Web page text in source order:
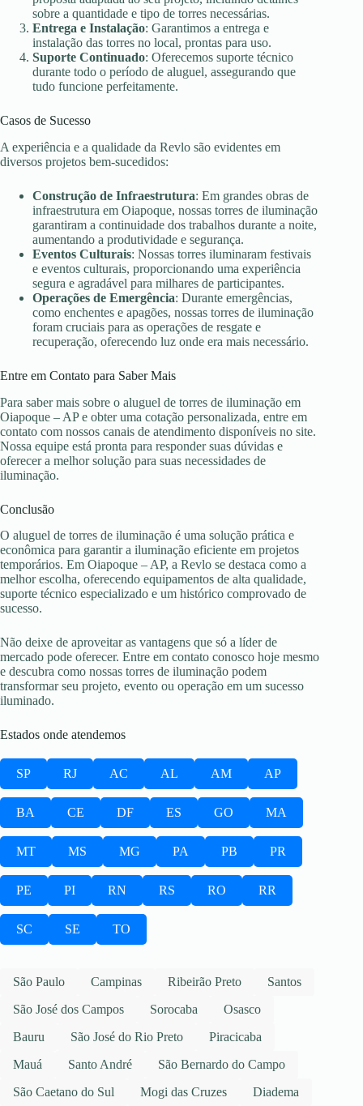
sobre a quantidade e tipo de torres necessárias.
Entrega e Instalação: Garantimos a entrega e
instalação das torres no local, prontas para uso.
Suporte Continuado: Oferecemos suporte técnico
durante todo o período de aluguel, assegurando que
tudo funcione perfeitamente.
Casos de Sucesso
A experiência e a qualidade da Revlo são evidentes em
diversos projetos bem-sucedidos:
Construção de Infraestrutura: Em grandes obras de
infraestrutura em Oiapoque, nossas torres de iluminação
garantiram a continuidade dos trabalhos durante a noite,
aumentando a produtividade e segurança.
Eventos Culturais: Nossas torres iluminaram festivais
e eventos culturais, proporcionando uma experiência
segura e agradável para milhares de participantes.
Operações de Emergência: Durante emergências,
como enchentes e apagões, nossas torres de iluminação
foram cruciais para as operações de resgate e
recuperação, oferecendo luz onde era mais necessário.
Entre em Contato para Saber Mais
Para saber mais sobre o aluguel de torres de iluminação em
Oiapoque – AP e obter uma cotação personalizada, entre em
contato com nossos canais de atendimento disponíveis no site.
Nossa equipe está pronta para responder suas dúvidas e
oferecer a melhor solução para suas necessidades de
iluminação.
Conclusão
O aluguel de torres de iluminação é uma solução prática e
econômica para garantir a iluminação eficiente em projetos
temporários. Em Oiapoque – AP, a Revlo se destaca como a
melhor escolha, oferecendo equipamentos de alta qualidade,
suporte técnico especializado e um histórico comprovado de
sucesso.
Não deixe de aproveitar as vantagens que só a líder de
mercado pode oferecer. Entre em contato conosco hoje mesmo
e descubra como nossas torres de iluminação podem
transformar seu projeto, evento ou operação em um sucesso
iluminado.
Estados onde atendemos
SP RJ AC AL AM AP
BA CE DF ES GO MA
MT MS MG PA PB PR
PE PI RN RS RO RR
SC SE TO
São Paulo Campinas Ribeirão Preto
Santos
São José dos Campos
Sorocaba
Osasco
Bauru
São José do Rio Preto
Piracicaba
Mauá
Santo André
São Bernardo do Campo
São Caetano do Sul
Mogi das Cruzes
Diadema